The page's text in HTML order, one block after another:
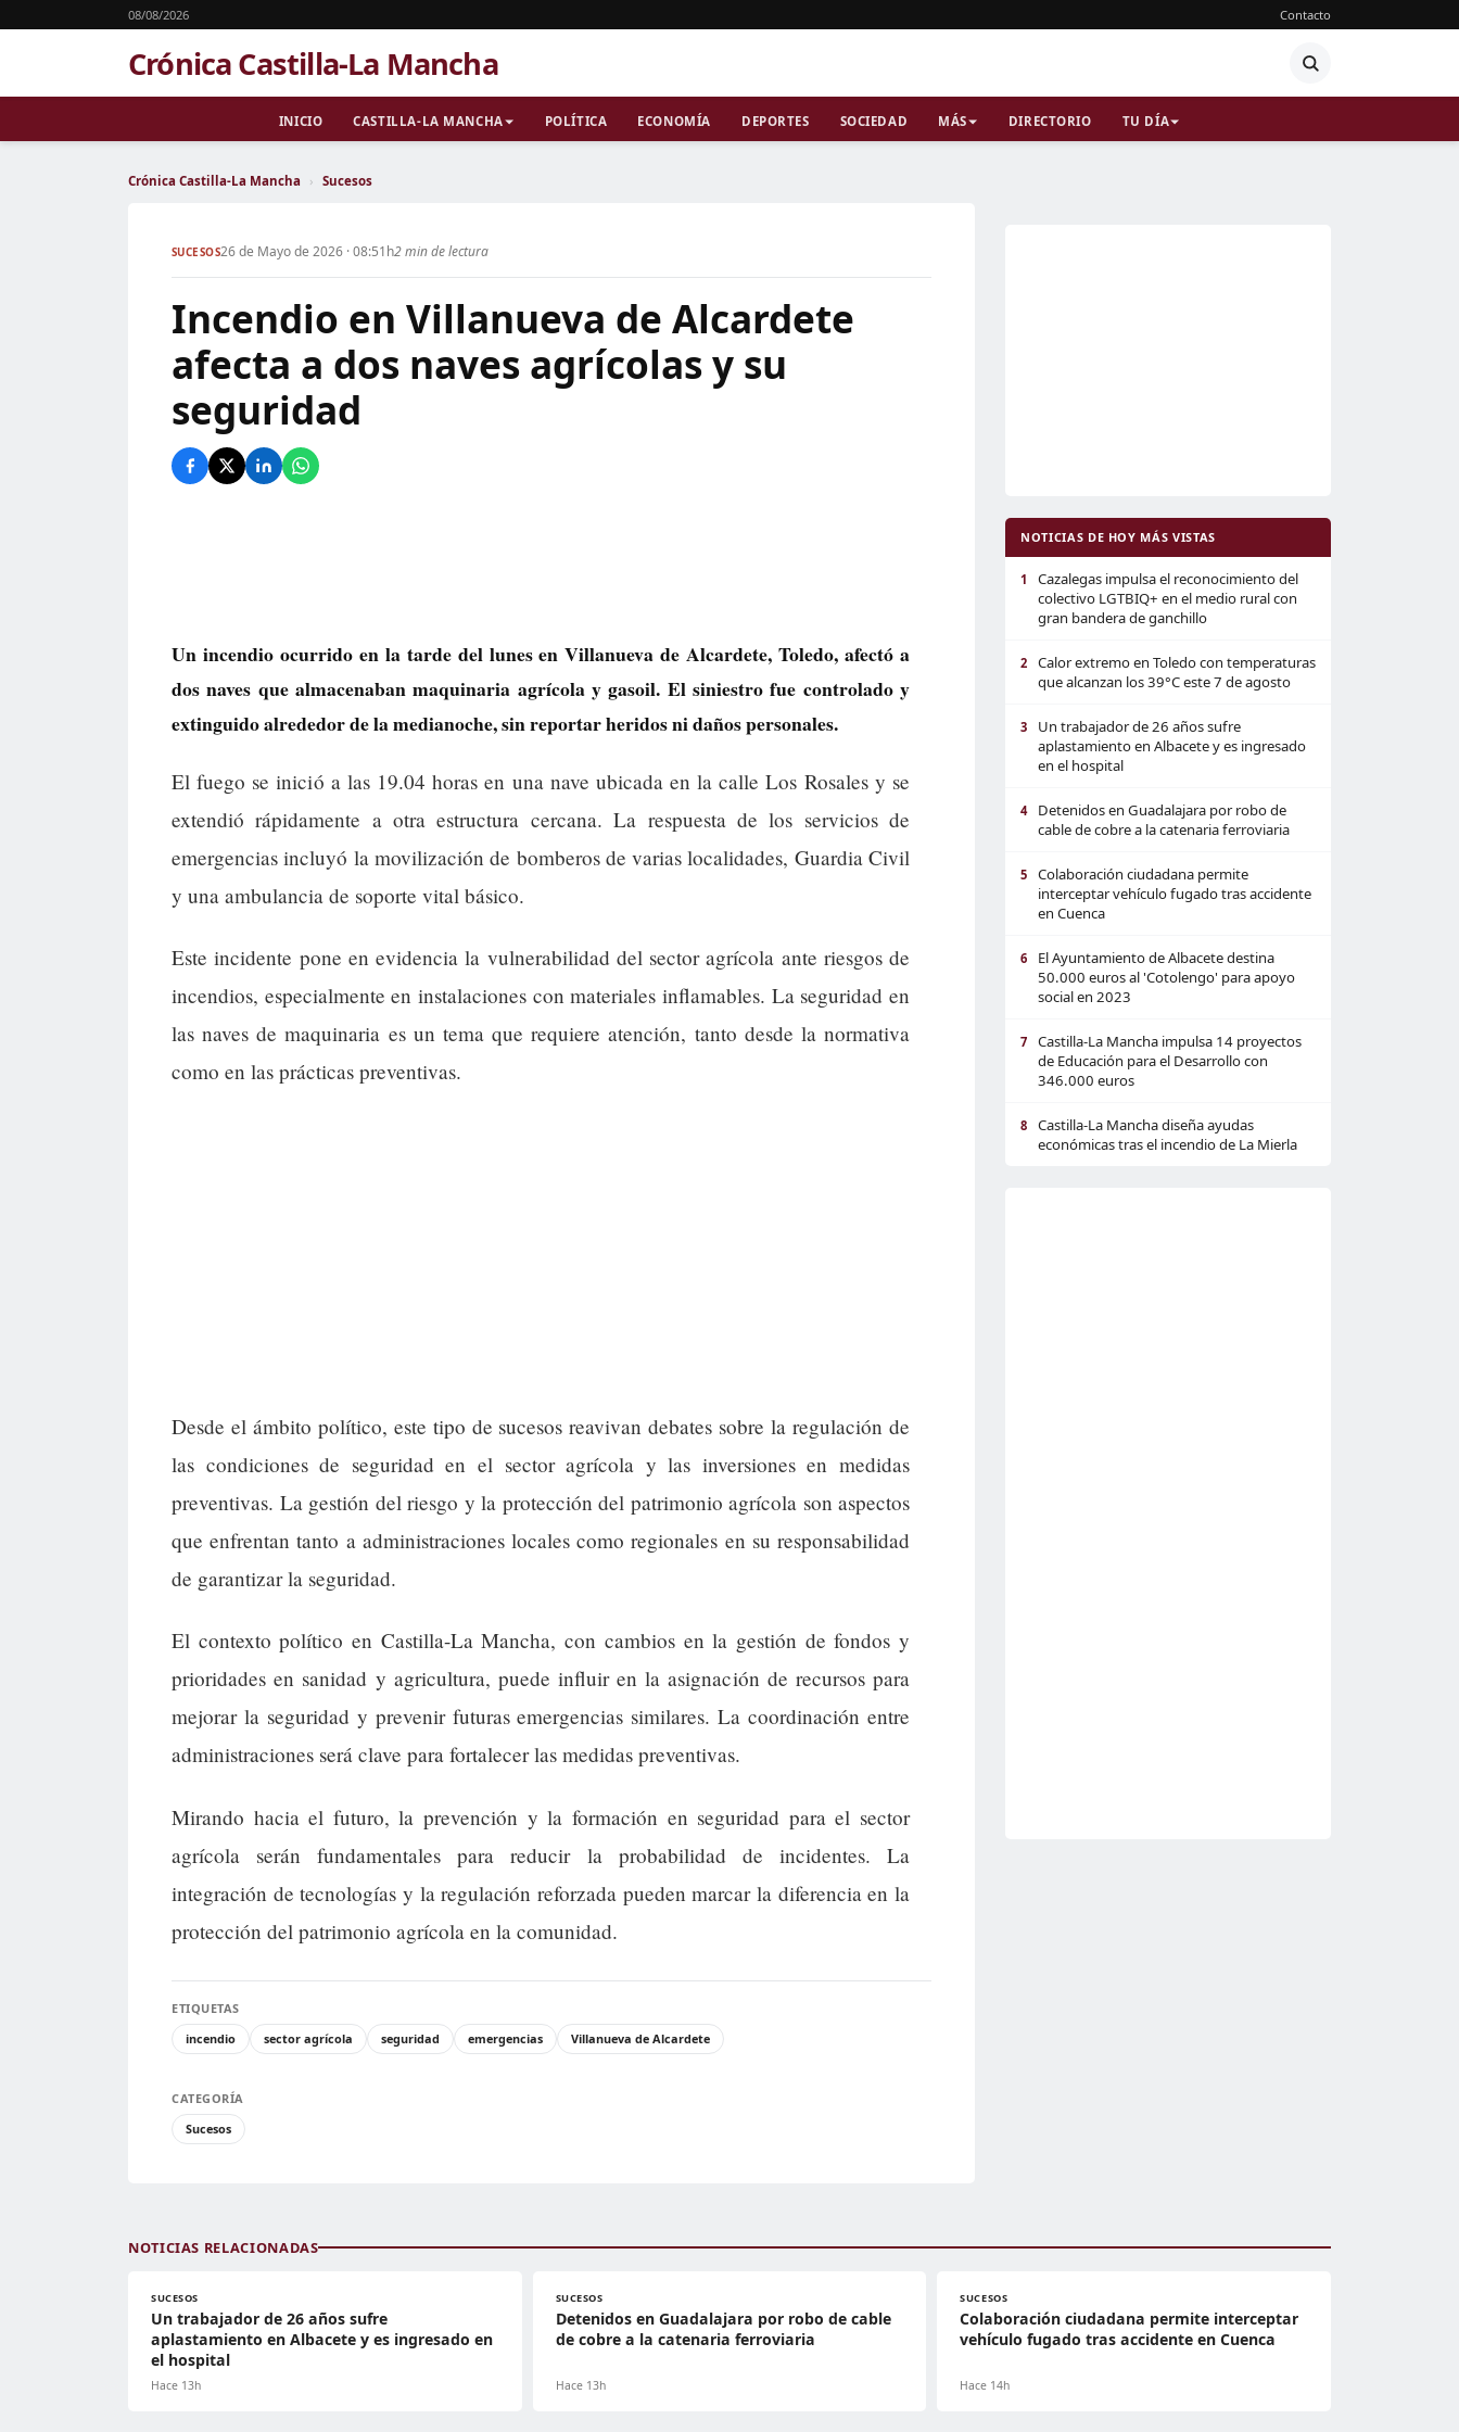
08/08/2026 Contacto
Crónica Castilla-La Mancha
INICIO CASTILLA-LA MANCHA POLÍTICA ECONOMÍA DEPORTES SOCIEDAD MÁS DIRECTORIO TU DÍA
Crónica Castilla-La Mancha › Sucesos
SUCESOS26 de Mayo de 2026 · 08:51h2 min de lectura
Incendio en Villanueva de Alcardete
afecta a dos naves agrícolas y su
seguridad
Un incendio ocurrido en la tarde del lunes en Villanueva de Alcardete, Toledo, afectó a
dos naves que almacenaban maquinaria agrícola y gasoil. El siniestro fue controlado y
extinguido alrededor de la medianoche, sin reportar heridos ni daños personales.
El fuego se inició a las 19.04 horas en una nave ubicada en la calle Los Rosales y se
extendió rápidamente a otra estructura cercana. La respuesta de los servicios de
emergencias incluyó la movilización de bomberos de varias localidades, Guardia Civil
y una ambulancia de soporte vital básico.
Este incidente pone en evidencia la vulnerabilidad del sector agrícola ante riesgos de
incendios, especialmente en instalaciones con materiales inflamables. La seguridad en
las naves de maquinaria es un tema que requiere atención, tanto desde la normativa
como en las prácticas preventivas.
Desde el ámbito político, este tipo de sucesos reavivan debates sobre la regulación de
las condiciones de seguridad en el sector agrícola y las inversiones en medidas
preventivas. La gestión del riesgo y la protección del patrimonio agrícola son aspectos
que enfrentan tanto a administraciones locales como regionales en su responsabilidad
de garantizar la seguridad.
El contexto político en Castilla-La Mancha, con cambios en la gestión de fondos y
prioridades en sanidad y agricultura, puede influir en la asignación de recursos para
mejorar la seguridad y prevenir futuras emergencias similares. La coordinación entre
administraciones será clave para fortalecer las medidas preventivas.
Mirando hacia el futuro, la prevención y la formación en seguridad para el sector
agrícola serán fundamentales para reducir la probabilidad de incidentes. La
integración de tecnologías y la regulación reforzada pueden marcar la diferencia en la
protección del patrimonio agrícola en la comunidad.
ETIQUETAS
incendio
sector agrícola seguridad emergencias Villanueva de Alcardete
CATEGORÍA
Sucesos
NOTICIAS DE HOY MÁS VISTAS
1
Cazalegas impulsa el reconocimiento del
colectivo LGTBIQ+ en el medio rural con
gran bandera de ganchillo
2
Calor extremo en Toledo con temperaturas
que alcanzan los 39°C este 7 de agosto
3
Un trabajador de 26 años sufre
aplastamiento en Albacete y es ingresado
en el hospital
4
Detenidos en Guadalajara por robo de
cable de cobre a la catenaria ferroviaria
5
Colaboración ciudadana permite
interceptar vehículo fugado tras accidente
en Cuenca
6
El Ayuntamiento de Albacete destina
50.000 euros al 'Cotolengo' para apoyo
social en 2023
7
Castilla-La Mancha impulsa 14 proyectos
de Educación para el Desarrollo con
346.000 euros
8
Castilla-La Mancha diseña ayudas
económicas tras el incendio de La Mierla
NOTICIAS RELACIONADAS
SUCESOS
Un trabajador de 26 años sufre
aplastamiento en Albacete y es ingresado en
el hospital
Hace 13h
SUCESOS
Detenidos en Guadalajara por robo de cable
de cobre a la catenaria ferroviaria
Hace 13h
SUCESOS
Colaboración ciudadana permite interceptar
vehículo fugado tras accidente en Cuenca
Hace 14h